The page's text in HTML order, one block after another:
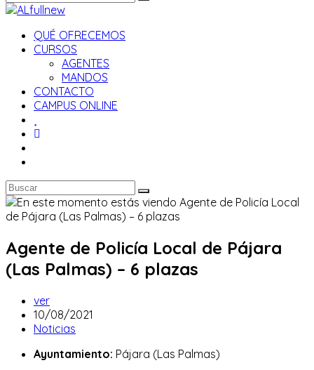
QUÉ OFRECEMOS
CURSOS
AGENTES
MANDOS
CONTACTO
CAMPUS ONLINE
Agente de Policía Local de Pájara
(Las Palmas) – 6 plazas
Autor
de
la
ver
Publicación
de
entrada:
10/08/2021
Categoría
la
Noticias
Ayuntamiento: Pájara (Las Palmas)